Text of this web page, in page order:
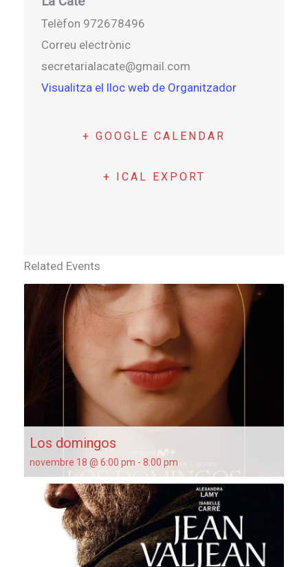
Telèfon 972678496
Correu electrònic
secretarialacate@gmail.com
Visualitza el lloc web de Organitzador
+ GOOGLE CALENDAR
+ ICAL EXPORT
Related Events
Los domingos
novembre 18 @ 6:00 pm - 8:00 pm